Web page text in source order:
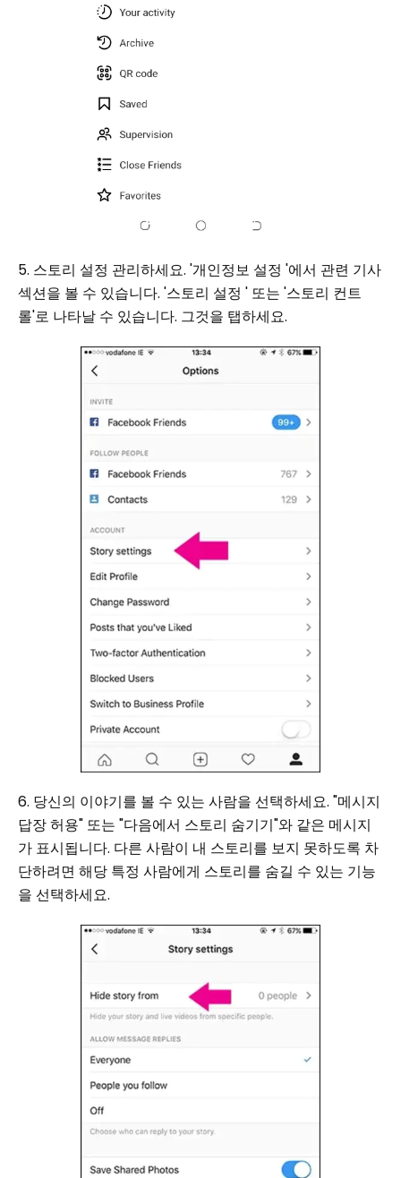
5. 스토리 설정 관리하세요. '개인정보 설정 '에서 관련 기사
섹션을 볼 수 있습니다. '스토리 설정 ' 또는 '스토리 컨트
롤'로 나타날 수 있습니다. 그것을 탭하세요.
6. 당신의 이야기를 볼 수 있는 사람을 선택하세요. "메시지
답장 허용" 또는 "다음에서 스토리 숨기기"와 같은 메시지
가 표시됩니다. 다른 사람이 내 스토리를 보지 못하도록 차
단하려면 해당 특정 사람에게 스토리를 숨길 수 있는 기능
을 선택하세요.